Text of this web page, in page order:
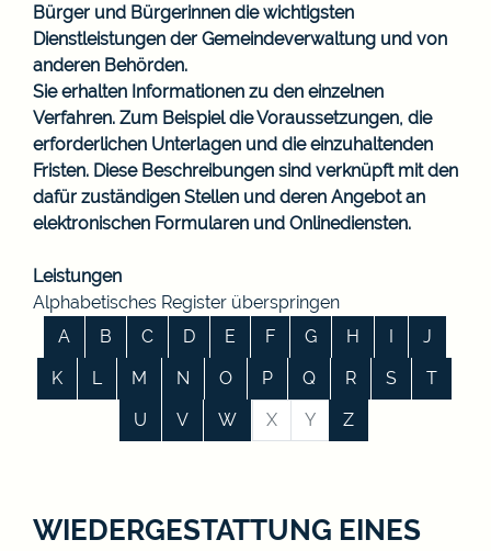
Bürger und Bürgerinnen die wichtigsten
Dienstleistungen der Gemeindeverwaltung und von
anderen Behörden.
Sie erhalten Informationen zu den einzelnen
Verfahren. Zum Beispiel die Voraussetzungen, die
erforderlichen Unterlagen und die einzuhaltenden
Fristen. Diese Beschreibungen sind verknüpft mit den
dafür zuständigen Stellen und deren Angebot an
elektronischen Formularen und Onlinediensten.
Leistungen
Alphabetisches Register überspringen
A
B C D E F G H I
J
K
L M N O P Q R S
T
U
V W X Y Z
WIEDERGESTATTUNG EINES